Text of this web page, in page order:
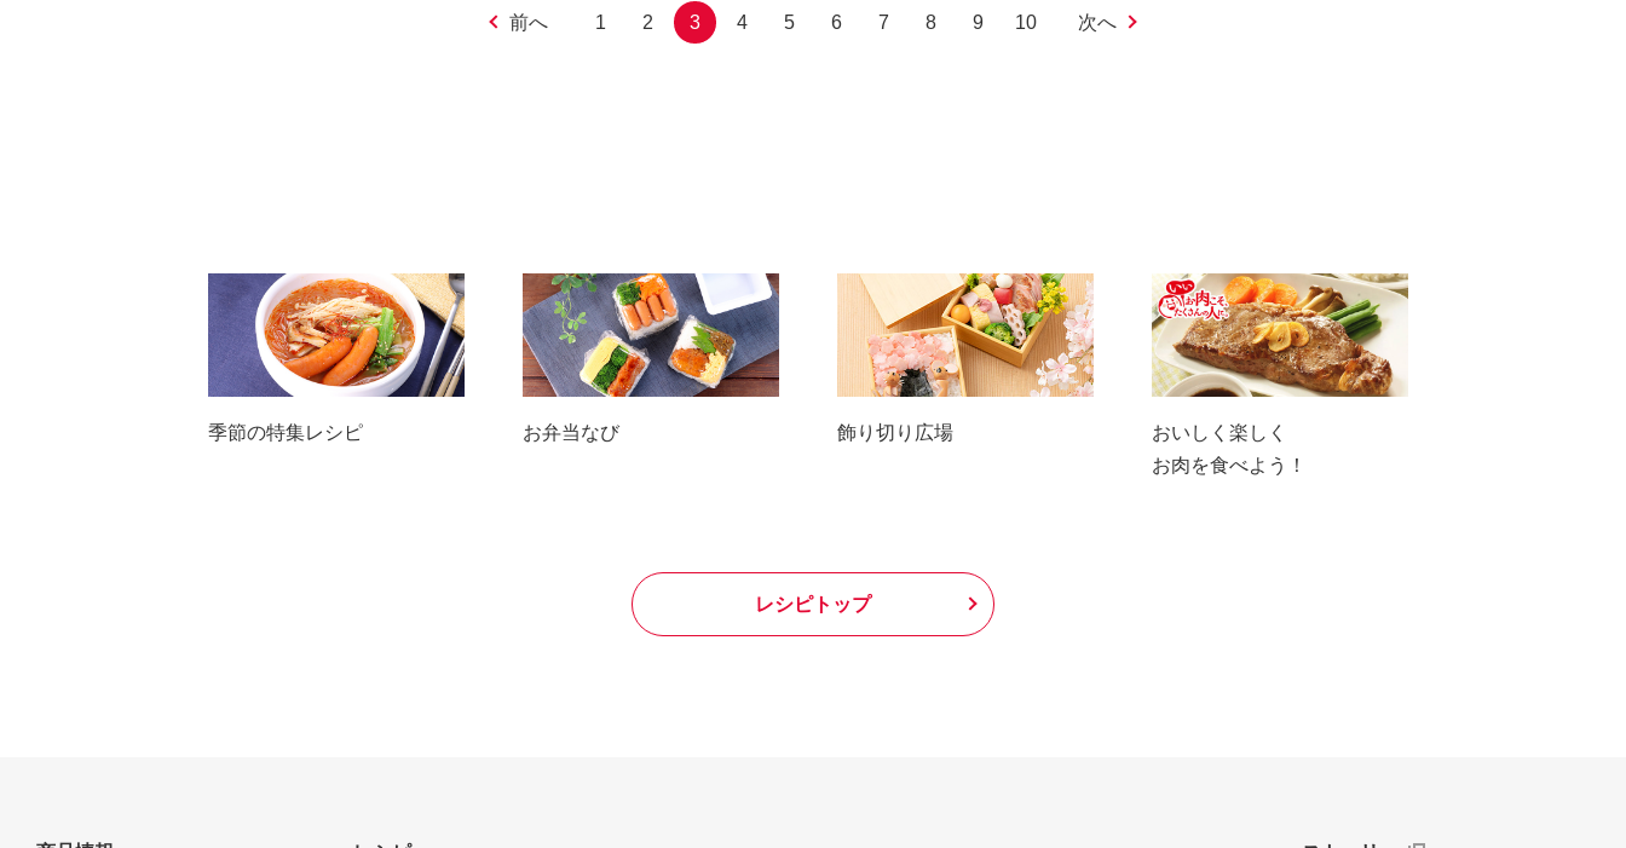
前へ 1 2 3 4 5 6 7 8 9 10 次へ
季節の特集レシピ お弁当なび 飾り切り広場
おいしく楽しく
お肉を食べよう！
レシピトップ